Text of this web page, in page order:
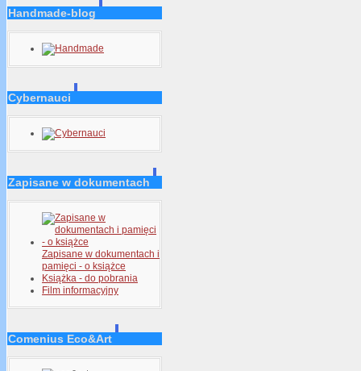
Handmade-blog
Cybernauci
Zapisane w dokumentach
Zapisane w dokumentach i
pamięci - o książce
Książka - do pobrania
Film informacyjny
Comenius Eco&Art